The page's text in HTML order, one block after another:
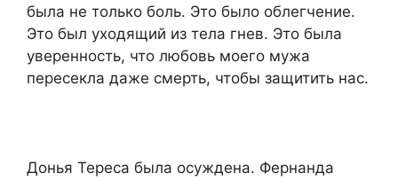
была не только боль. Это было облегчение.
Это был уходящий из тела гнев. Это была
уверенность, что любовь моего мужа
пересекла даже смерть, чтобы защитить нас.
Донья Тереса была осуждена. Фернанда